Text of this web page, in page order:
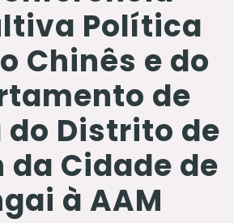
Política
Chinês e do
de
Distrito de
da Cidade de
à AAM